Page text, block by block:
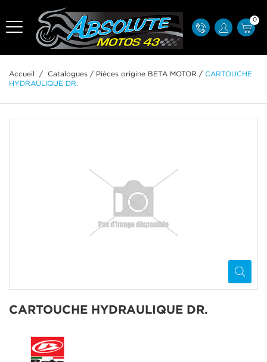
0
Accueil / Catalogues / Pièces origine BETA MOTOR / CARTOUCHE
HYDRAULIQUE DR.
CARTOUCHE HYDRAULIQUE DR.